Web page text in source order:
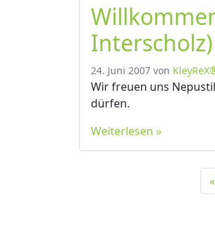
24. Juni 2007 von
Wir freuen uns
dürfen.
Weiterlesen »
«